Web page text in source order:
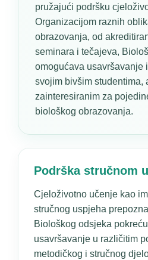
pružajući podršku
Organizacijom raznih
obrazovanja, od
seminara i tečajeva,
omogućava usavršavanje
svojim bivšim studentima,
zainteresiranim za
biološkog obrazovanja.
Podrška stručnom
Cjeloživotno učenje kao
stručnog uspjeha
Biološkog odsjeka
usavršavanje u različitim
metodičkog i stručnog